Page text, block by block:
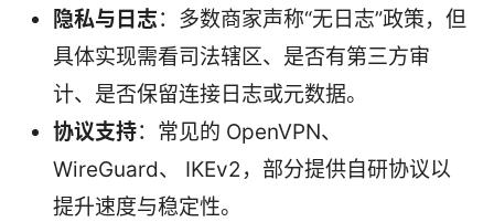
隐私与日志：多数商家声称“无日志”政策，但
具体实现需看司法辖区、是否有第三方审
计、是否保留连接日志或元数据。
协议支持：常见的 OpenVPN、
WireGuard、 IKEv2，部分提供自研协议以
提升速度与稳定性。